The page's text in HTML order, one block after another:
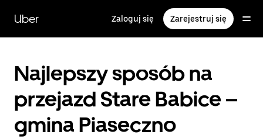
głównej
zawartości
Uber Zaloguj się Zarejestruj się
Najlepszy sposób na
przejazd Stare Babice –
gmina Piaseczno